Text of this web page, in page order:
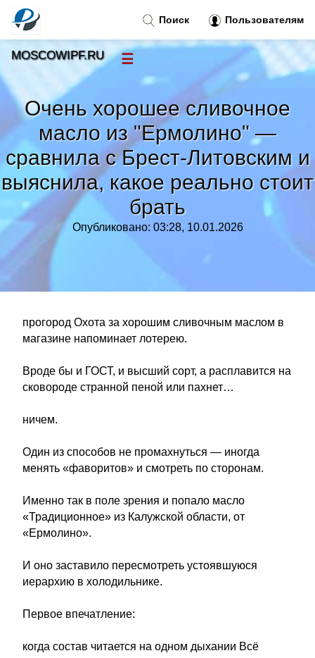
Очень хорошее сливочное
масло из "Ермолино" —
сравнила с Брест-Литовским и
выяснила, какое реально стоит
брать
Опубликовано: 03:28, 10.01.2026
прогород Охота за хорошим сливочным маслом в
магазине напоминает лотерею.
Вроде бы и ГОСТ, и высший сорт, а расплавится на
сковороде странной пеной или пахнет…
ничем.
Один из способов не промахнуться — иногда
менять «фаворитов» и смотреть по сторонам.
Именно так в поле зрения и попало масло
«Традиционное» из Калужской области, от
«Ермолино».
И оно заставило пересмотреть устоявшуюся
иерархию в холодильнике.
Первое впечатление:
когда состав читается на одном дыхании Всё
Поиск Пользователям
MOSCOWIPF.RU ☰
Тренды новостей »
Рубрики»
Правила »
Контакт